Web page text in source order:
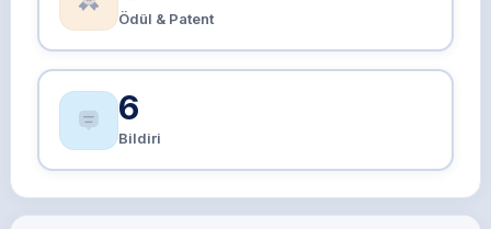
Ödül & Patent
6
Bildiri